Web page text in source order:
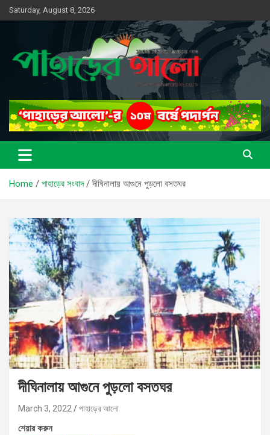
Skip
to
Saturday, August 8, 2026
পাহাড়ের আলো
সত্যের সন্ধানে, পাহাড়ের পথে
Home পাহাড়ের সংবাদ দীঘিনালায় আগুনে পুড়লো বসতঘর
দীঘিনালায় আগুনে পুড়লো বসতঘর
March 3, 2022 পাহাড়ের আলো
শেয়ার করুন